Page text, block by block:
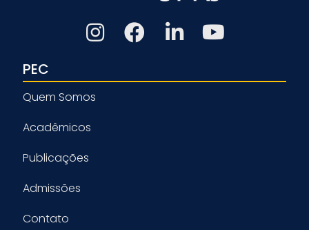
PEC
Quem Somos
Acadêmicos
Publicações
Admissões
Contato